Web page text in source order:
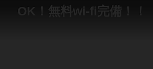
OK！無料wi-fi完備！！